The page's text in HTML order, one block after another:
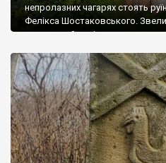
непролазних чагарях стоять
Фелікса Шостаковського. Звели
радянський період у ньому
століття тут розмістили
палацу виїхала лікарня – ми